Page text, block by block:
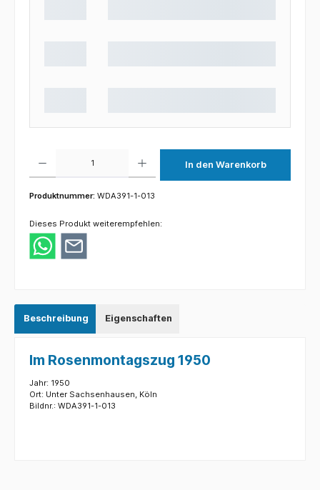
In den Warenkorb
Produktnummer: WDA391-1-013
Dieses Produkt weiterempfehlen:
Beschreibung Eigenschaften
Im Rosenmontagszug 1950
Jahr: 1950
Ort: Unter Sachsenhausen, Köln
Bildnr.: WDA391-1-013